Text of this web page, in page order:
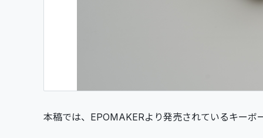
本稿では、EPOMAKERより発売されているキーボ